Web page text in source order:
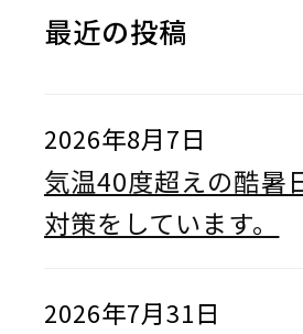
最近の投稿
2026年8月7日
気温40度超えの酷暑
対策をしています。
2026年7月31日